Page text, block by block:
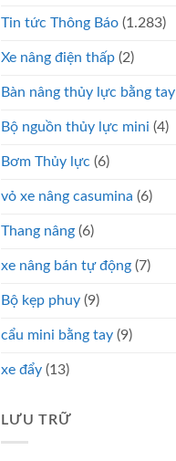
Tin tức Thông Báo (1.283)
Xe nâng điện thấp (2)
Bàn nâng thủy lực bằng tay
Bộ nguồn thủy lực mini (4)
Bơm Thủy lực (6)
vỏ xe nâng casumina (6)
Thang nâng (6)
xe nâng bán tự động (7)
Bộ kẹp phuy (9)
cẩu mini bằng tay (9)
xe đẩy (13)
LƯU TRỮ